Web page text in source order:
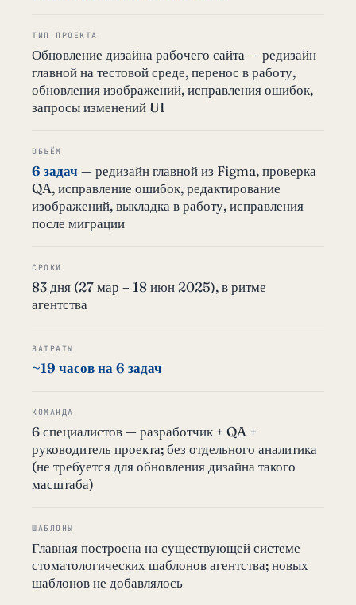
ТИП ПРОЕКТА
Обновление дизайна рабочего сайта — редизайн
главной на тестовой среде, перенос в работу,
обновления изображений, исправления ошибок,
запросы изменений UI
ОБЪЁМ
6 задач — редизайн главной из Figma, проверка
QA, исправление ошибок, редактирование
изображений, выкладка в работу, исправления
после миграции
СРОКИ
83 дня (27 мар – 18 июн 2025), в ритме
агентства
ЗАТРАТЫ
~19 часов на 6 задач
КОМАНДА
6 специалистов — разработчик + QA +
руководитель проекта; без отдельного аналитика
(не требуется для обновления дизайна такого
масштаба)
ШАБЛОНЫ
Главная построена на существующей системе
стоматологических шаблонов агентства; новых
шаблонов не добавлялось